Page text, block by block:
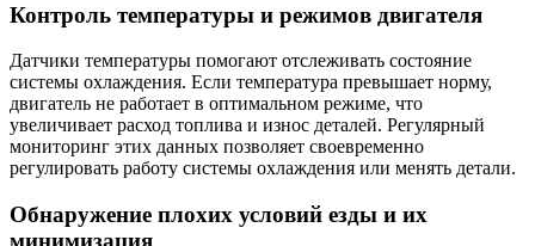
Контроль температуры и режимов двигателя
Датчики температуры помогают отслеживать состояние
системы охлаждения. Если температура превышает норму,
двигатель не работает в оптимальном режиме, что
увеличивает расход топлива и износ деталей. Регулярный
мониторинг этих данных позволяет своевременно
регулировать работу системы охлаждения или менять детали.
Обнаружение плохих условий езды и их
минимизация